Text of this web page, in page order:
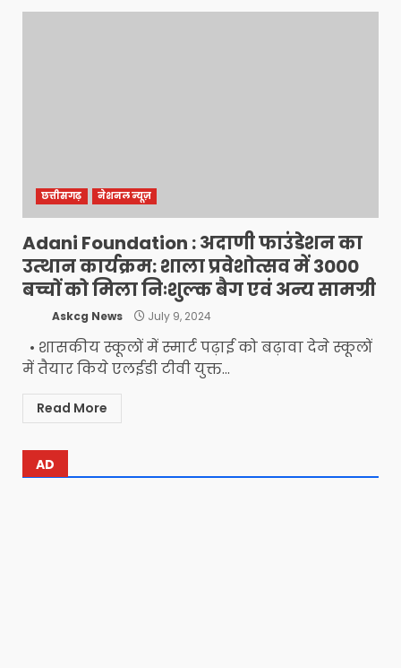
छत्तीसगढ़ नेशनल न्यूज़
Adani Foundation : अदाणी फाउंडेशन का
उत्थान कार्यक्रम: शाला प्रवेशोत्सव में 3000
बच्चों को मिला निःशुल्क बैग एवं अन्य सामग्री
Askcg News July 9, 2024
• शासकीय स्कूलों में स्मार्ट पढ़ाई को बढ़ावा देने स्कूलों
में तैयार किये एलईडी टीवी युक्त...
Read More
AD